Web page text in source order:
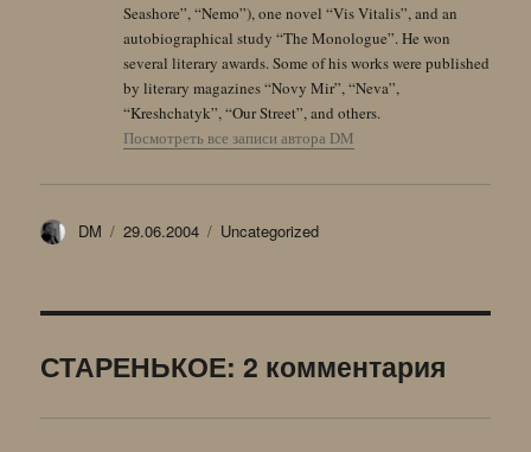
Seashore”, “Nemo”), one novel “Vis Vitalis”, and an
autobiographical study “The Monologue”. He won
several literary awards. Some of his works were published
by literary magazines “Novy Mir”, “Neva”,
“Kreshchatyk”, “Our Street”, and others.
Посмотреть все записи автора DM
Автор
DM Опубликовано
29.06.2004 Рубрики
Uncategorized
СТАРЕНЬКОЕ: 2 комментария